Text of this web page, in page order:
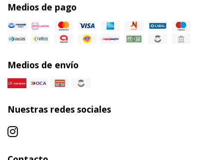
Medios de pago
Medios de envío
Nuestras redes sociales